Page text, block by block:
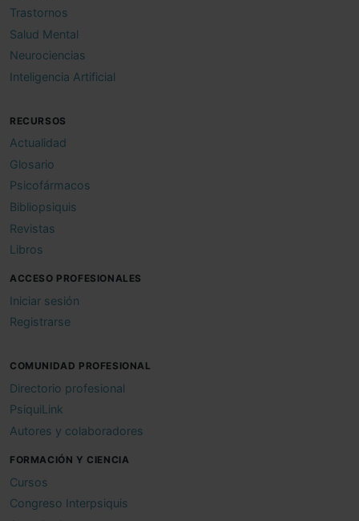
Trastornos
Salud Mental
Neurociencias
Inteligencia Artificial
RECURSOS
Actualidad
Glosario
Psicofármacos
Bibliopsiquis
Revistas
Libros
ACCESO PROFESIONALES
Iniciar sesión
Registrarse
COMUNIDAD PROFESIONAL
Directorio profesional
PsiquiLink
Autores y colaboradores
FORMACIÓN Y CIENCIA
Cursos
Congreso Interpsiquis